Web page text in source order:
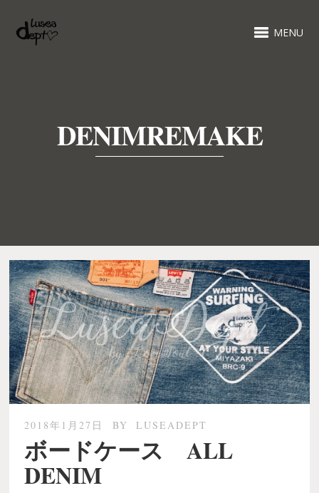
MENU
DENIMREMAKE
2018年1月27日 BY LUSEADEPT
ボードケース ALL
DENIM